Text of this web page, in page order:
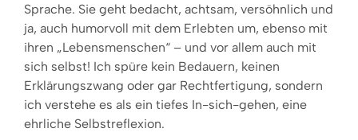
Sprache. Sie geht bedacht, achtsam, versöhnlich und
ja, auch humorvoll mit dem Erlebten um, ebenso mit
ihren „Lebensmenschen“ – und vor allem auch mit
sich selbst! Ich spüre kein Bedauern, keinen
Erklärungszwang oder gar Rechtfertigung, sondern
ich verstehe es als ein tiefes In-sich-gehen, eine
ehrliche Selbstreflexion.